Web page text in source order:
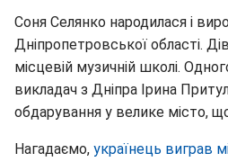
Соня Селянко народилася і
Дніпропетровської області.
місцевій музичній школі.
викладач з Дніпра Ірина
обдарування у велике місто,
Нагадаємо, українець виграв